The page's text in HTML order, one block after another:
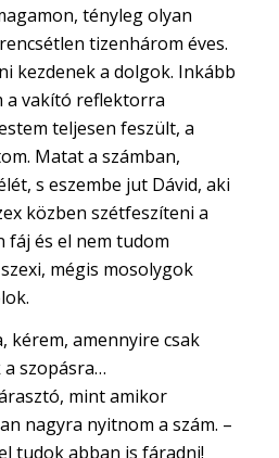
tényleg olyan
tizenhárom éves.
kezdenek a dolgok. Inkább
a vakító reflektorra
teljesen feszült, a
Matat a számban,
s eszembe jut Dávid, aki
közben szétfeszíteni a
fáj és el nem tudom
mégis mosolygok
kérem, amennyire csak
szopásra…
mint amikor
nagyra nyitnom a szám. –
tudok abban is fáradni!